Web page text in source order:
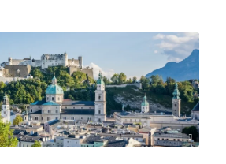
Leonhard Niederwimmer / Pixabay